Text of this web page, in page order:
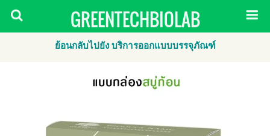
GREENTECHBIOLAB
ย้อนกลับไปยัง บริการออกแบบบรรจุภัณฑ์